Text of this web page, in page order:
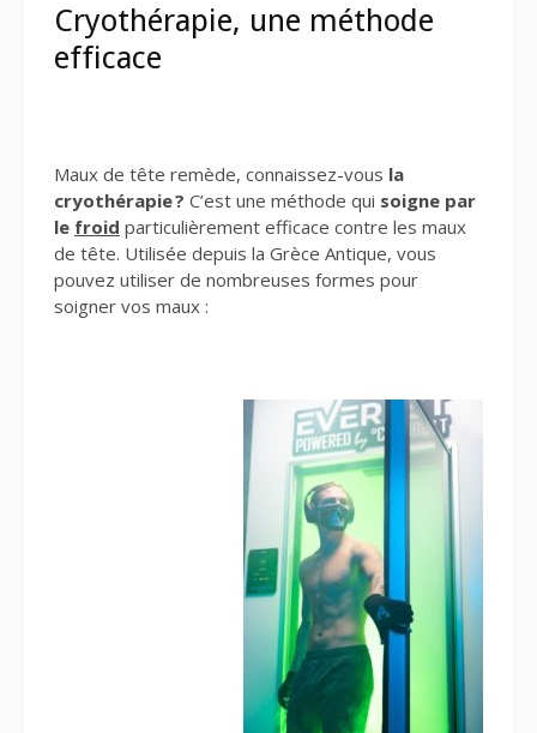
Cryothérapie, une méthode
efficace
Maux de tête remède, connaissez-vous la
cryothérapie ? C’est une méthode qui soigne par
le froid particulièrement efficace contre les maux
de tête. Utilisée depuis la Grèce Antique, vous
pouvez utiliser de nombreuses formes pour
soigner vos maux :